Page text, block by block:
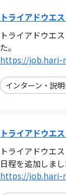
トライアドウエ
トライアドウエ
た。
https://job.hari-
インターン・説
トライアドウエ
トライアドウエ
日程を追加しまし
https://job.hari-